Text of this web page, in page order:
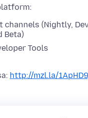
channels (Nightly,
Beta)
Tools
http://mzl.la/